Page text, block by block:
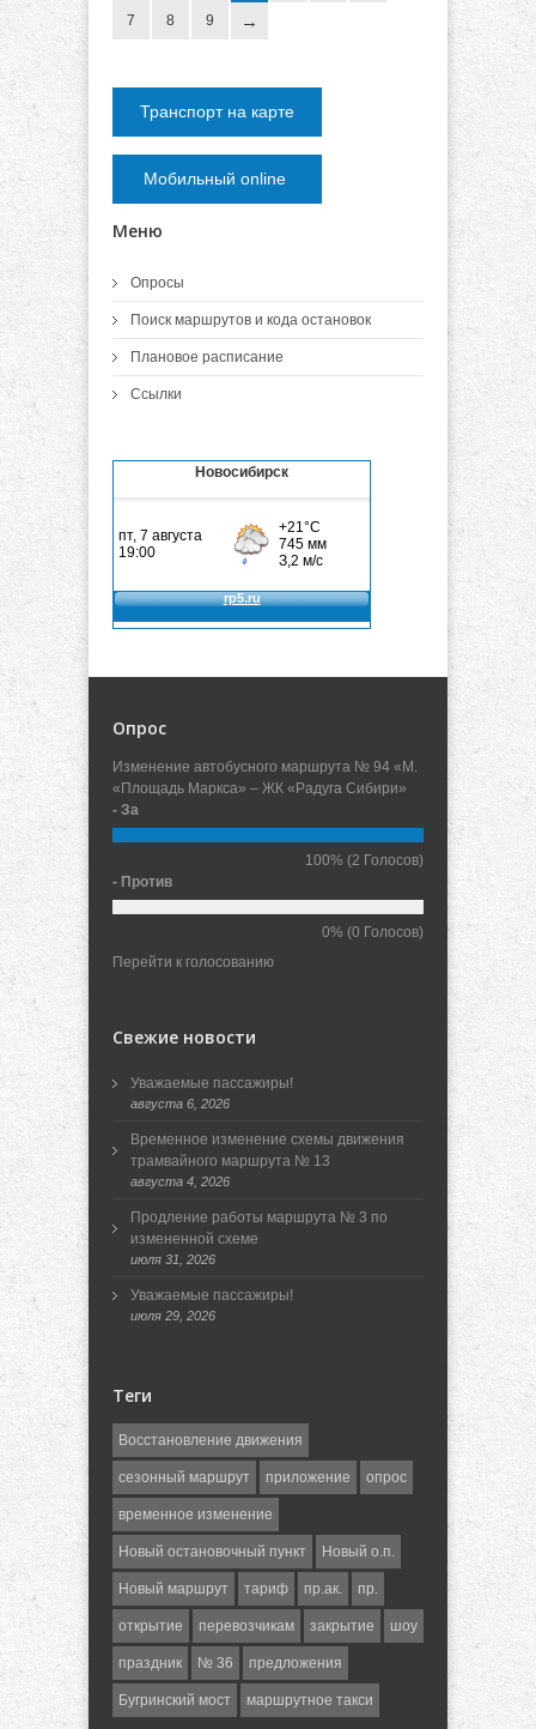
7 8 9
Транспорт на карте
Мобильный online
Меню
Опросы
Поиск маршрутов и кода остановок
Плановое расписание
Ссылки
Новосибирск
Опрос
Изменение автобусного маршрута № 94 «М.
«Площадь Маркса» – ЖК «Радуга Сибири»
- За
100% (2 Голосов)
- Против
0% (0 Голосов)
Перейти к голосованию
Свежие новости
Уважаемые пассажиры!
августа 6, 2026
Временное изменение схемы движения
трамвайного маршрута № 13
августа 4, 2026
Продление работы маршрута № 3 по
измененной схеме
июля 31, 2026
Уважаемые пассажиры!
июля 29, 2026
Теги
Восстановление движения
сезонный маршрут приложение опрос
временное изменение
Новый остановочный пункт Новый о.п.
Новый маршрут тариф пр.ак. пр.
открытие перевозчикам закрытие шоу
праздник № 36 предложения
Бугринский мост маршрутное такси